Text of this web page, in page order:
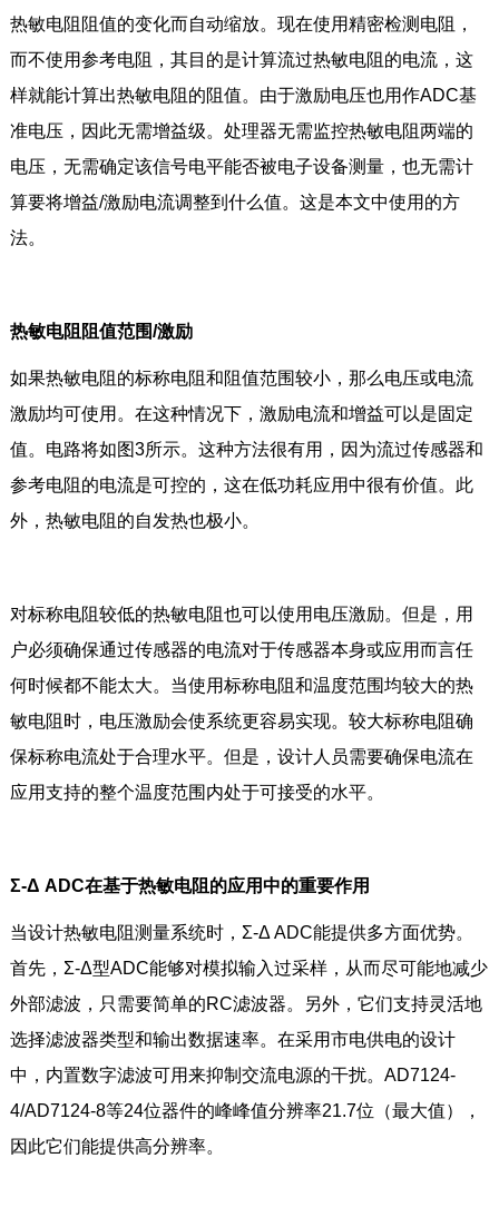
热敏电阻阻值的变化而自动缩放。现在使用精密检测电阻，
而不使用参考电阻，其目的是计算流过热敏电阻的电流，这
样就能计算出热敏电阻的阻值。由于激励电压也用作ADC基
准电压，因此无需增益级。处理器无需监控热敏电阻两端的
电压，无需确定该信号电平能否被电子设备测量，也无需计
算要将增益/激励电流调整到什么值。这是本文中使用的方
法。
热敏电阻阻值范围/激励
如果热敏电阻的标称电阻和阻值范围较小，那么电压或电流
激励均可使用。在这种情况下，激励电流和增益可以是固定
值。电路将如图3所示。这种方法很有用，因为流过传感器和
参考电阻的电流是可控的，这在低功耗应用中很有价值。此
外，热敏电阻的自发热也极小。
对标称电阻较低的热敏电阻也可以使用电压激励。但是，用
户必须确保通过传感器的电流对于传感器本身或应用而言任
何时候都不能太大。当使用标称电阻和温度范围均较大的热
敏电阻时，电压激励会使系统更容易实现。较大标称电阻确
保标称电流处于合理水平。但是，设计人员需要确保电流在
应用支持的整个温度范围内处于可接受的水平。
Σ-Δ ADC在基于热敏电阻的应用中的重要作用
当设计热敏电阻测量系统时，Σ-Δ ADC能提供多方面优势。
首先，Σ-Δ型ADC能够对模拟输入过采样，从而尽可能地减少
外部滤波，只需要简单的RC滤波器。另外，它们支持灵活地
选择滤波器类型和输出数据速率。在采用市电供电的设计
中，内置数字滤波可用来抑制交流电源的干扰。AD7124-
4/AD7124-8等24位器件的峰峰值分辨率21.7位（最大值），
因此它们能提供高分辨率。